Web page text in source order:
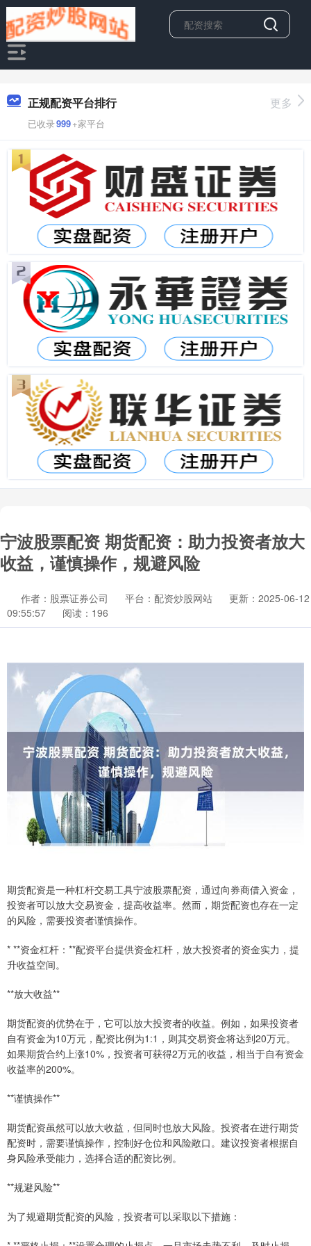
正规配资平台排行
已收录999+家平台
更多
宁波股票配资 期货配资：助力投资者放大
收益，谨慎操作，规避风险
作者：股票证券公司 平台：配资炒股网站
更新：2025-06-12
09:55:57
阅读：196
期货配资是一种杠杆交易工具宁波股票配资，通过向券商借入资金，
投资者可以放大交易资金，提高收益率。然而，期货配资也存在一定
的风险，需要投资者谨慎操作。
* **资金杠杆：**配资平台提供资金杠杆，放大投资者的资金实力，提
升收益空间。
**放大收益**
期货配资的优势在于，它可以放大投资者的收益。例如，如果投资者
自有资金为10万元，配资比例为1:1，则其交易资金将达到20万元。
如果期货合约上涨10%，投资者可获得2万元的收益，相当于自有资金
收益率的200%。
**谨慎操作**
期货配资虽然可以放大收益，但同时也放大风险。投资者在进行期货
配资时，需要谨慎操作，控制好仓位和风险敞口。建议投资者根据自
身风险承受能力，选择合适的配资比例。
**规避风险**
为了规避期货配资的风险，投资者可以采取以下措施：